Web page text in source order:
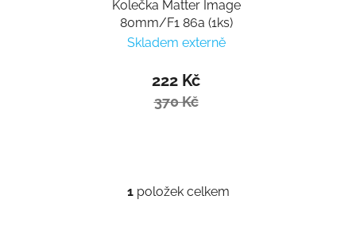
Kolečka Matter Image
80mm/F1 86a (1ks)
Skladem externě
222 Kč
370 Kč
Ovládací prvky výpisu
1položek celkem